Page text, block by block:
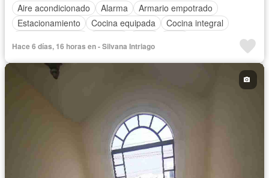
Aire acondicionado
Alarma
Armario empotrado
Estacionamiento
Cocina equipada
Cocina integral
Acceso para personas con discapacidad
Garita de guardianía
Completamente amoblado
Hace 6 días, 16 horas en - Silvana Intriago